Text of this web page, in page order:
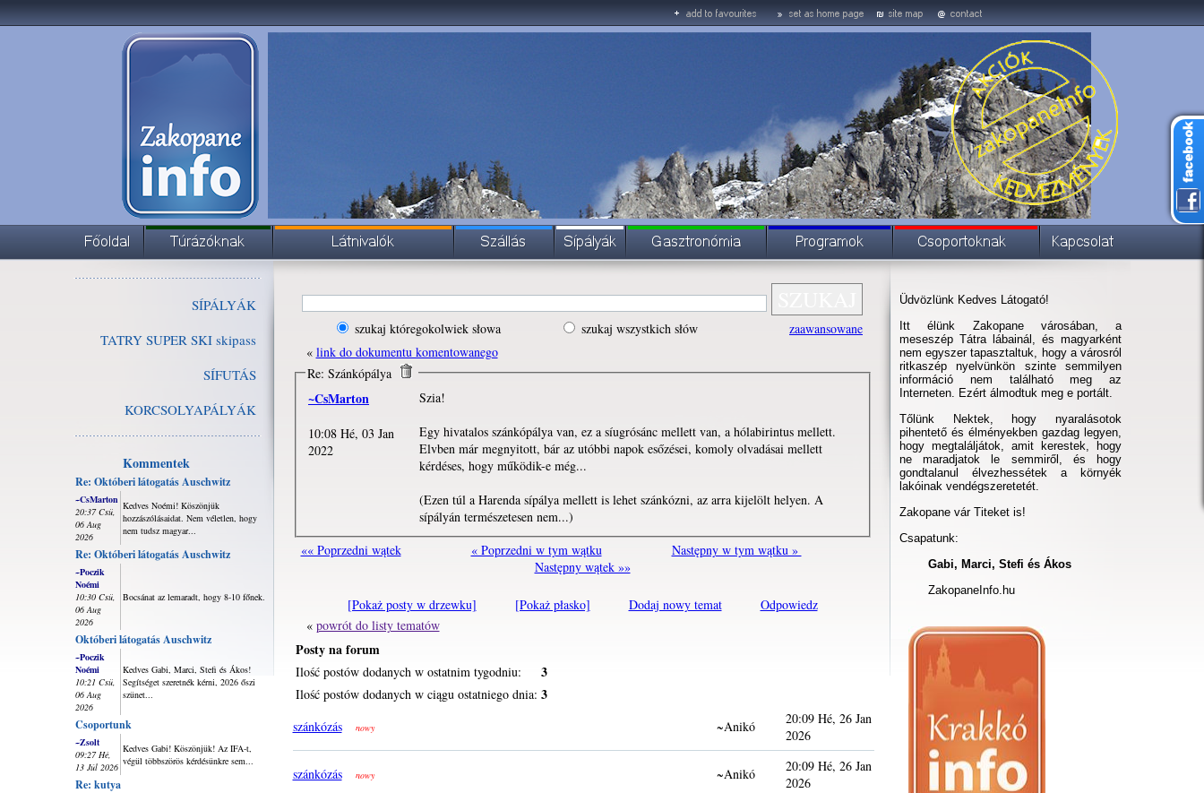
SÍPÁLYÁK
TATRY SUPER SKI skipass
SÍFUTÁS
KORCSOLYAPÁLYÁK
Kommentek
Re: Októberi látogatás Auschwitz
~CsMarton
20:37 Csü,
06 Aug
2026
Kedves Noémi! Köszönjük
hozzászólásaidat. Nem véletlen, hogy
nem tudsz magyar...
Re: Októberi látogatás Auschwitz
~Poczik
Noémi
10:30 Csü,
06 Aug
2026
Bocsánat az lemaradt, hogy 8-10 főnek.
Októberi látogatás Auschwitz
~Poczik
Noémi
10:21 Csü,
06 Aug
2026
Kedves Gabi, Marci, Stefi és Ákos!
Segítséget szeretnék kérni, 2026 őszi
szünet...
Csoportunk
~Zsolt
09:27 Hé,
13 Júl 2026
Kedves Gabi! Köszönjük! Az IFA-t,
végül többszörös kérdésünkre sem...
Re: kutya
szukaj któregokolwiek słowa szukaj wszystkich słów
zaawansowane
« link do dokumentu komentowanego
Re: Szánkópálya
~CsMarton
10:08 Hé, 03 Jan
2022
Szia!
Egy hivatalos szánkópálya van, ez a síugrósánc mellett van, a hólabirintus mellett.
Elvben már megnyitott, bár az utóbbi napok esőzései, komoly olvadásai mellett
kérdéses, hogy működik-e még...
(Ezen túl a Harenda sípálya mellett is lehet szánkózni, az arra kijelölt helyen. A
sípályán természetesen nem...)
«« Poprzedni wątek
« Poprzedni w tym wątku
Następny w tym wątku »
Następny wątek »»
[Pokaż posty w drzewku] [Pokaż płasko] Dodaj nowy temat
Odpowiedz
« powrót do listy tematów
Posty na forum
Ilość postów dodanych w ostatnim tygodniu: 3
Ilość postów dodanych w ciągu ostatniego dnia: 3
szánkózás nowy ~Anikó
20:09 Hé, 26 Jan
2026
szánkózás nowy ~Anikó
20:09 Hé, 26 Jan
2026
Üdvözlünk Kedves Látogató!
Itt élünk Zakopane városában, a
meseszép Tátra lábainál, és magyarként
nem egyszer tapasztaltuk, hogy a városról
ritkaszép nyelvünkön szinte semmilyen
információ nem található meg az
Interneten. Ezért álmodtuk meg e portált.
Tőlünk Nektek, hogy nyaralásotok
pihentető és élményekben gazdag legyen,
hogy megtaláljátok, amit kerestek, hogy
ne maradjatok le semmiről, és hogy
gondtalanul élvezhessétek a környék
lakóinak vendégszeretetét.
Zakopane vár Titeket is!
Csapatunk:
Gabi, Marci, Stefi és Ákos
ZakopaneInfo.hu